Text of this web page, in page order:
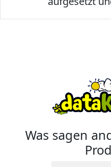
Was sagen